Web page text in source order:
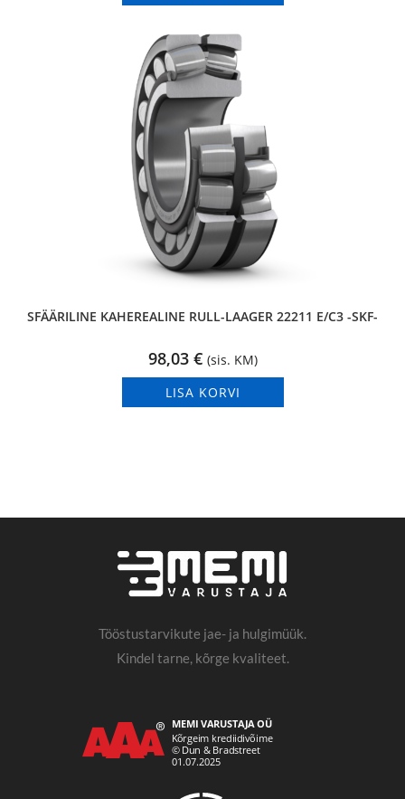
SFÄÄRILINE KAHEREALINE RULL-LAAGER 22211 E/C3 -SKF-
98,03 € (sis. KM)
LISA KORVI
Tööstustarvikute jae- ja hulgimüük.
Kindel tarne, kõrge kvaliteet.